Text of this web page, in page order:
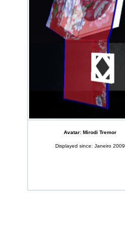
Avatar: Mirodi Tremor
Displayed since: Janeiro 2009